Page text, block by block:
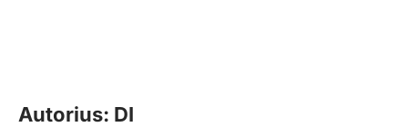
Autorius: DI